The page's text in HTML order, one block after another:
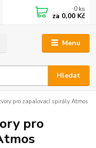
Menu
Hledat
0 ks
za 0,00 Kč
pro zapalovací spirály Atmos
pro